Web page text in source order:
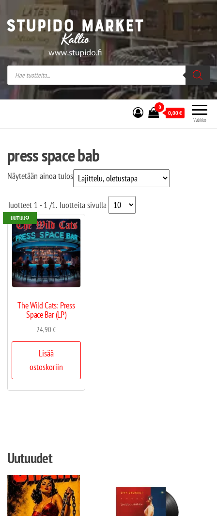
Stupido Market – verkossa ja kivijalassa
Stupido Market on vaihtoehtomusaan
erikoistunut verkko- sekä
kivijalkakauppa Helsingissä Kallion
sydämessä.
Valikko
0
0,00€
press space bab
Näytetään ainoa tulos
Tuotteet 1 - 1 /1. Tuotteita sivulla
UUTUUS!
The Wild Cats: Press
Space Bar (LP)
24,90€
Lisää
ostoskoriin
Uutuudet